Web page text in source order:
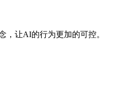
让AI的行为更加的可控。